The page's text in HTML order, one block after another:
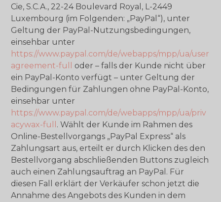
Cie, S.C.A., 22-24 Boulevard Royal, L-2449
Luxembourg (im Folgenden: „PayPal“), unter
Geltung der PayPal-Nutzungsbedingungen,
einsehbar unter
https://www.paypal.com/de/webapps/mpp/ua/user
agreement-full
oder – falls der Kunde nicht über
ein PayPal-Konto verfügt – unter Geltung der
Bedingungen für Zahlungen ohne PayPal-Konto,
einsehbar unter
https://www.paypal.com/de/webapps/mpp/ua/priv
acywax-full . Wählt der Kunde im Rahmen des
Online-Bestellvorgangs „PayPal Express“ als
Zahlungsart aus, erteilt er durch Klicken des den
Bestellvorgang abschließenden Buttons zugleich
auch einen Zahlungsauftrag an PayPal. Für
diesen Fall erklärt der Verkäufer schon jetzt die
Annahme des Angebots des Kunden in dem